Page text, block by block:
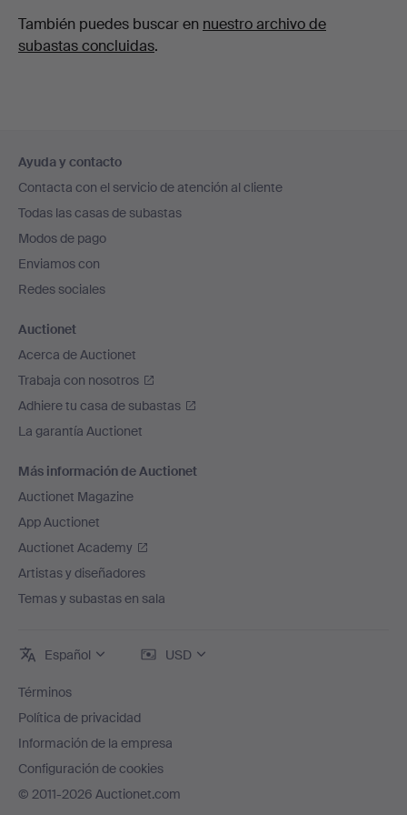
También puedes buscar en nuestro archivo de
subastas concluidas.
en
el
pie
de
página
Ayuda y contacto
Contacta con el servicio de atención al cliente
Todas las casas de subastas
Modos de pago
Enviamos con
Redes sociales
Auctionet
Acerca de Auctionet
Trabaja con nosotros
Adhiere tu casa de subastas
La garantía Auctionet
Más información de Auctionet
Auctionet Magazine
App Auctionet
Auctionet Academy
Artistas y diseñadores
Temas y subastas en sala
Español USD
Términos
Política de privacidad
Información de la empresa
Configuración de cookies
© 2011-2026 Auctionet.com